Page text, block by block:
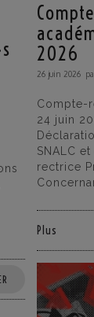
2026
26 juin 2026
Compte-
24 juin
SNALC
rectrice
Plus